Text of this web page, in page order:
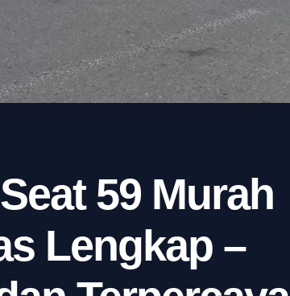
59 Murah
Lengkap –